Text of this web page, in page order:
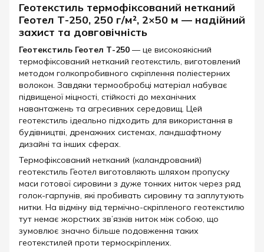
Геотекстиль термофіксований нетканий
Геотел Т-250, 250 г/м², 2×50 м — надійний
захист та довговічність
Геотекстиль Геотел Т-250 — це високоякісний
термофіксований нетканий геотекстиль, виготовлений
методом голкопробивного скріплення поліестерних
волокон. Завдяки термообробці матеріал набуває
підвищеної міцності, стійкості до механічних
навантажень та агресивних середовищ. Цей
геотекстиль ідеально підходить для використання в
будівництві, дренажних системах, ландшафтному
дизайні та інших сферах.
Термофіксований нетканий (каландрований)
геотекстиль Геотел виготовляють шляхом пропуску
маси готової сировини з дуже тонких ниток через ряд
голок-гарпунів, які пробивать сировину та заплутують
нитки. На відміну від термічно-скріпленого геотекстилю
тут немає жорстких зв’язків ниток між собою, що
зумовлює значно більше подовження таких
геотекстилей проти термоскріплених.